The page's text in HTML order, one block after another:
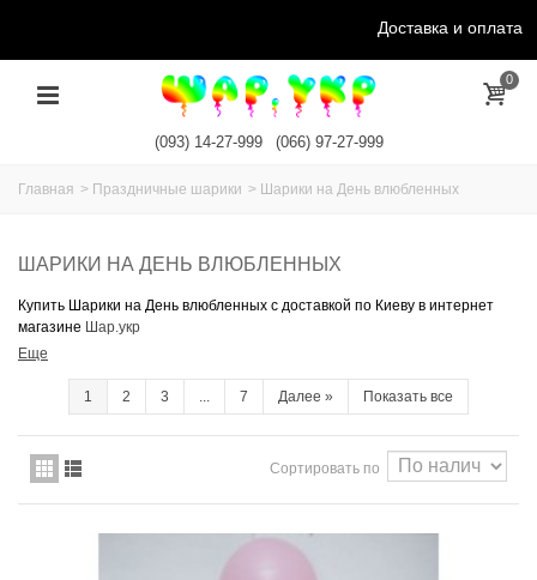
Доставка и оплата
0
(093) 14-27-999 (066) 97-27-999
Главная > Праздничные шарики > Шарики на День влюбленных
ШАРИКИ НА ДЕНЬ ВЛЮБЛЕННЫХ
Купить Шарики на День влюбленных с доставкой по Киеву в интернет
магазине Шар.укр
Еще
1 2 3 ... 7 Далее » Показать все
Сортировать по